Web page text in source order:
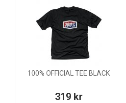
100% OFFICIAL TEE BLACK
319 kr